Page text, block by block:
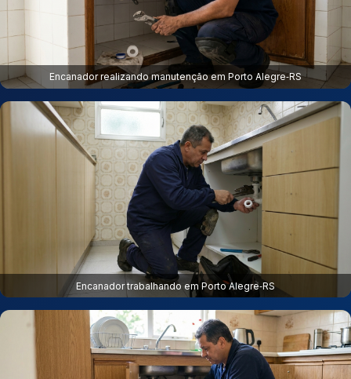
Encanador realizando manutenção em Porto Alegre‑RS
Encanador trabalhando em Porto Alegre‑RS